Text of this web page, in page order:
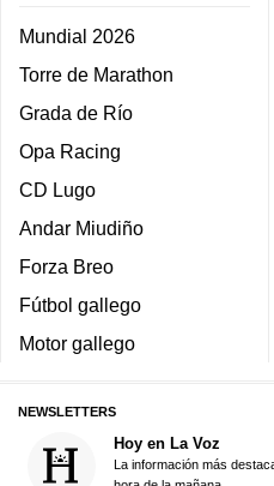
Mundial 2026
Torre de Marathon
Grada de Río
Opa Racing
CD Lugo
Andar Miudiño
Forza Breo
Fútbol gallego
Motor gallego
NEWSLETTERS
Hoy en La Voz
La información más